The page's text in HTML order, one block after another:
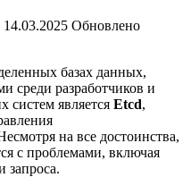
14.03.2025 Обновлено
базах данных,
среди разработчиков и
систем является Etcd,
на все достоинства,
с проблемами, включая
запроса.